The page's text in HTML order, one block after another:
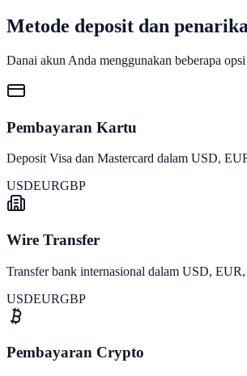
Metode deposit dan
Danai akun Anda menggunakan beberapa
Pembayaran Kartu
Deposit Visa dan Mastercard dalam USD,
USDEURGBP
Wire Transfer
Transfer bank internasional dalam USD, EUR,
USDEURGBP
Pembayaran Crypto